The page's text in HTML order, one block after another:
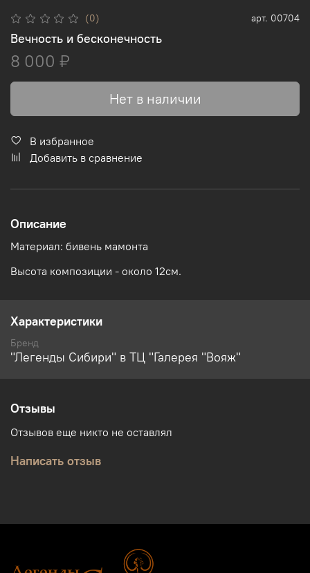
(0) арт. 00704
Вечность и бесконечность
8 000 ₽
Нет в наличии
В избранное
Добавить в сравнение
Описание
Материал: бивень мамонта
Высота композиции - около 12см.
Характеристики
Бренд
"Легенды Сибири" в ТЦ "Галерея "Вояж"
Отзывы
Отзывов еще никто не оставлял
Написать отзыв